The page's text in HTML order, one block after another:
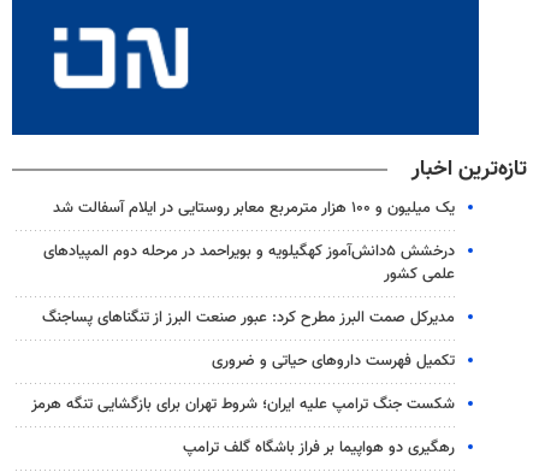
تازه‌ترین اخبار
یک میلیون و ۱۰۰ هزار مترمربع معابر روستایی در ایلام آسفالت شد
درخشش ۵دانش‌آموز کهگیلویه و بویراحمد در مرحله دوم المپیادهای
علمی کشور
مدیرکل صمت البرز مطرح کرد: عبور صنعت البرز از تنگناهای پساجنگ
تکمیل فهرست داروهای حیاتی و ضروری
شکست جنگ ترامپ علیه ایران؛ شروط تهران برای بازگشایی تنگه هرمز
رهگیری دو هواپیما بر فراز باشگاه گلف ترامپ